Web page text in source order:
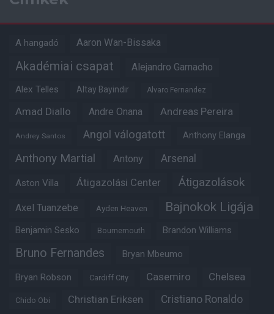
A hangadó Aaron Wan-Bissaka
Akadémiai csapat Alejandro Garnacho
Alex Telles Altay Bayindir Alvaro Fernandez
Amad Diallo Andre Onana Andreas Pereira
Andrey Santos Angol válogatott Anthony Elanga
Anthony Martial Antony Arsenal
Aston Villa Átigazolási Center Átigazolások
Axel Tuanzebe Ayden Heaven Bajnokok Ligája
Benjamin Sesko Bournemouth Brandon Williams
Bruno Fernandes Bryan Mbeumo
Bryan Robson Cardiff City Casemiro Chelsea
Chido Obi Christian Eriksen Cristiano Ronaldo